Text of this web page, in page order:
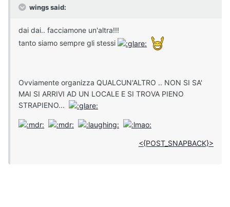
wings said:
dai dai.. facciamone un'altra!!!
tanto siamo sempre gli stessi
Ovviamente organizza QUALCUN'ALTRO .. NON SI SA'
MAI SI ARRIVI AD UN LOCALE E SI TROVA PIENO
STRAPIENO...
<{POST_SNAPBACK}>